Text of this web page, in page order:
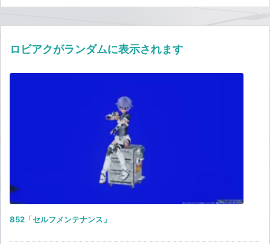
ロビアクがランダムに表示されます
852「セルフメンテナンス」